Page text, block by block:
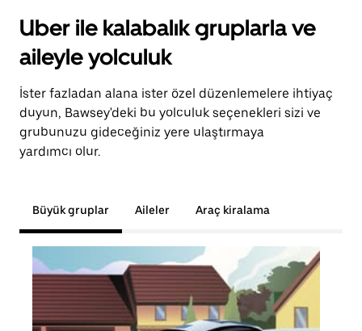
Uber ile kalabalık gruplarla ve
aileyle yolculuk
İster fazladan alana ister özel düzenlemelere ihtiyaç
duyun, Bawsey'deki bu yolculuk seçenekleri sizi ve
grubunuzu gideceğiniz yere ulaştırmaya
yardımcı olur.
Büyük gruplar Aileler Araç kiralama